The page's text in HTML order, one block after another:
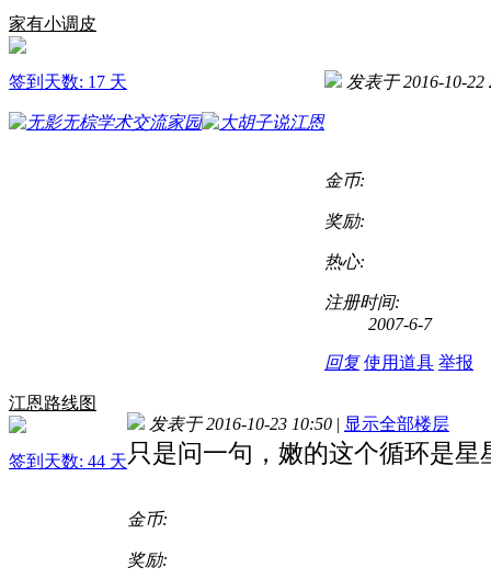
家有小调皮
签到天数: 17 天 发表于 2016-10-22
金币:
奖励:
热心:
注册时间:
2007-6-7
回复 使用道具 举报
江恩路线图
签到天数: 44 天
发表于 2016-10-23 10:50 | 显示全部楼层
只是问一句，嫩的这个循环是星
金币:
奖励: